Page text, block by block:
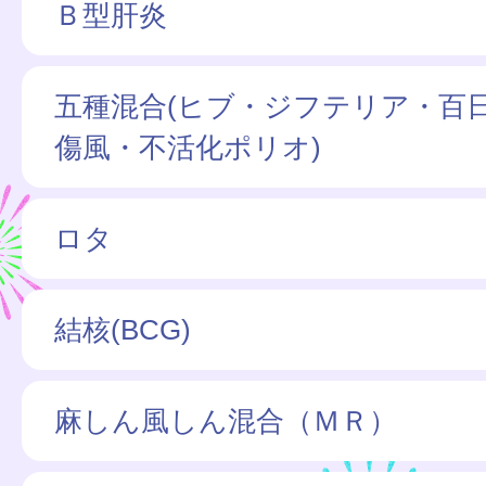
Ｂ型肝炎
五種混合(ヒブ・ジフテリア・百
傷風・不活化ポリオ)
ロタ
結核(BCG)
麻しん風しん混合（ＭＲ）